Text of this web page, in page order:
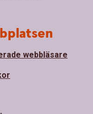
webbläsare